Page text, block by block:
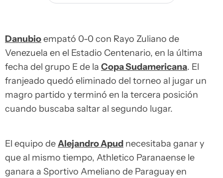
Danubioempató 0-0 con Rayo Zuliano de
Venezuela en el Estadio Centenario, en la última
fecha del grupo E de la Copa Sudamericana. El
franjeado quedó eliminado del torneo al jugar un
magro partido y terminó en la tercera posición
cuando buscaba saltar al segundo lugar.
El equipo deAlejandro Apud necesitaba ganar y
que al mismo tiempo, Athletico Paranaense le
ganara a Sportivo Ameliano de Paraguay en